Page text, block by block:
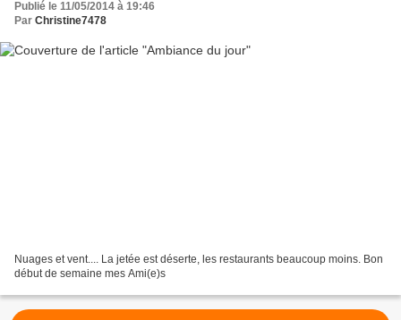
Publié le 11/05/2014 à 19:46
Par Christine7478
Nuages et vent.... La jetée est déserte, les restaurants beaucoup moins. Bon
début de semaine mes Ami(e)s